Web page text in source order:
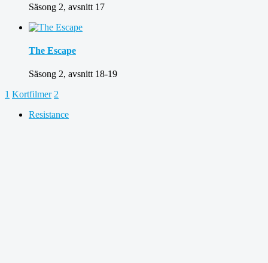
Säsong 2, avsnitt 17
The Escape
Säsong 2, avsnitt 18-19
1 Kortfilmer 2
Resistance